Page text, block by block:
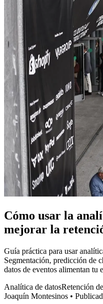
Cómo usar la
mejorar la
Guía práctica para usar
Segmentación, predicción de
datos de eventos alimentan tu
Analítica de datosRetención
Joaquín Montesinos •